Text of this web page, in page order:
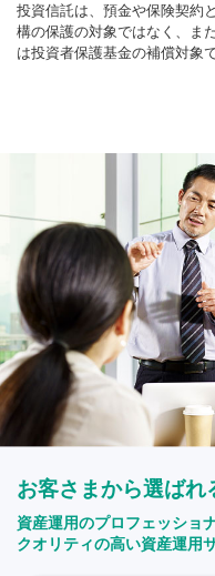
投資信託は、預金や保険契約
構の保護の対象ではなく、ま
は投資者保護基金の補償対象
お客さまから選ばれ
資産運用のプロフェッショ
クオリティの高い資産運用